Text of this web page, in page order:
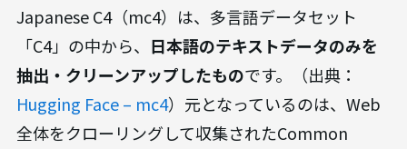
Japanese C4（mc4）は、多言語データセット
「C4」の中から、 日本語のテキストデータのみを
抽出・クリーンアップしたものです。（出典：
Hugging Face – mc4）元となっているのは、Web
全体をクローリングして収集されたCommon